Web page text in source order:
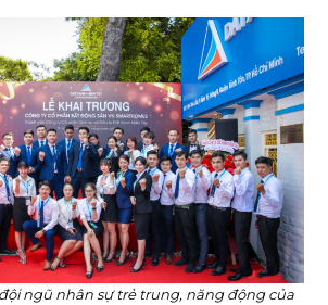
ngũ nhân sự trẻ trung, năng động của